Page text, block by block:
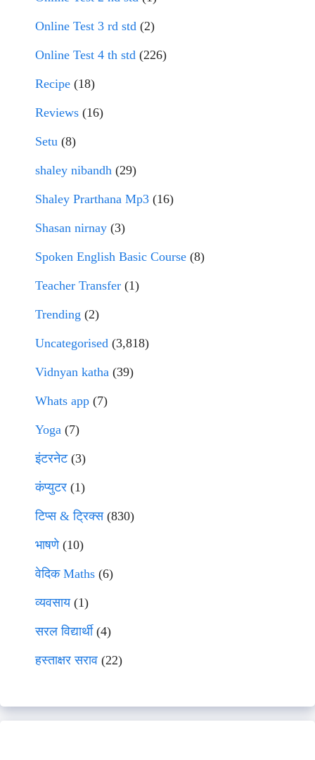
Online Test 3 rd std (2)
Online Test 4 th std (226)
Recipe (18)
Reviews (16)
Setu (8)
shaley nibandh (29)
Shaley Prarthana Mp3 (16)
Shasan nirnay (3)
Spoken English Basic Course (8)
Teacher Transfer (1)
Trending (2)
Uncategorised (3,818)
Vidnyan katha (39)
Whats app (7)
Yoga (7)
इंटरनेट(3)
कंप्युटर (1)
टिप्स & ट्रिक्स(830)
भाषणे(10)
वेदिक Maths (6)
व्यवसाय(1)
सरल विद्यार्थी(4)
हस्ताक्षर सराव (22)